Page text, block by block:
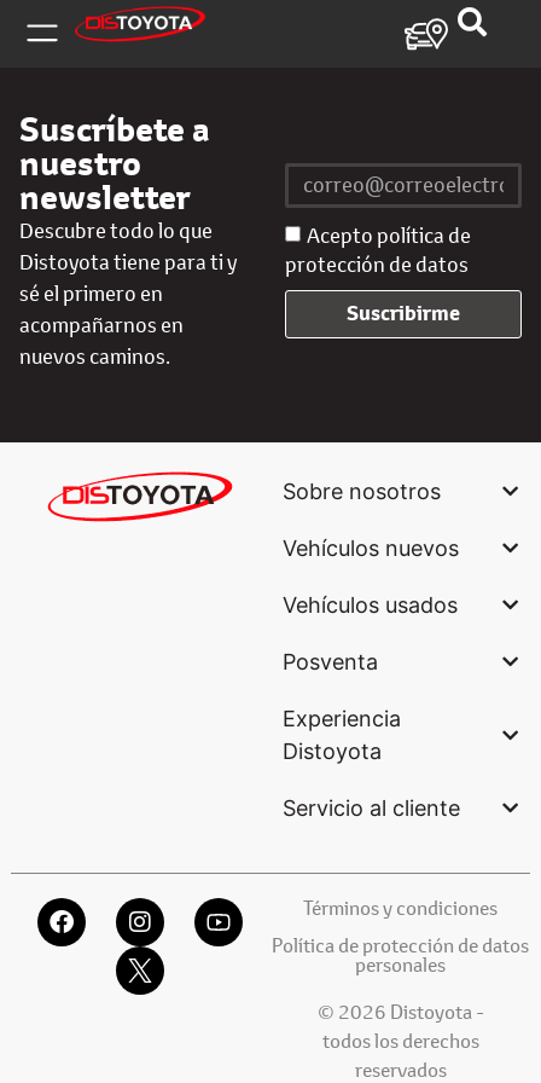
Suscríbete a
nuestro
newsletter
Descubre todo lo que
Distoyota tiene para ti y
sé el primero en
acompañarnos en
nuevos caminos.
Acepto política de
protección de datos
Suscribirme
Sobre nosotros
Vehículos nuevos
Vehículos usados
Posventa
Experiencia
Distoyota
Servicio al cliente
Términos y condiciones
Política de protección de datos
personales
© 2026 Distoyota -
todos los derechos
reservados